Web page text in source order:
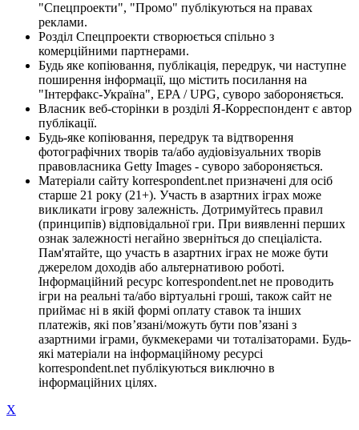
"Спецпроекти", "Промо" публікуються на правах
реклами.
Розділ Спецпроекти створюється спільно з
комерційними партнерами.
Будь яке копіювання, публікація, передрук, чи наступне
поширення інформації, що містить посилання на
"Інтерфакс-Україна", EPA / UPG, суворо забороняється.
Власник веб-сторінки в розділі Я-Корреспондент є автор
публікації.
Будь-яке копіювання, передрук та відтворення
фотографічних творів та/або аудіовізуальних творів
правовласника Getty Images - суворо забороняється.
Матеріали сайту korrespondent.net призначені для осіб
старше 21 року (21+). Участь в азартних іграх може
викликати ігрову залежність. Дотримуйтесь правил
(принципів) відповідальної гри. При виявленні перших
ознак залежності негайно зверніться до спеціаліста.
Пам'ятайте, що участь в азартних іграх не може бути
джерелом доходів або альтернативою роботі.
Інформаційний ресурс korrespondent.net не проводить
ігри на реальні та/або віртуальні гроші, також сайт не
приймає ні в якій формі оплату ставок та інших
платежів, які пов’язані/можуть бути пов’язані з
азартними іграми, букмекерами чи тоталізаторами. Будь-
які матеріали на інформаційному ресурсі
korrespondent.net публікуються виключно в
інформаційних цілях.
X